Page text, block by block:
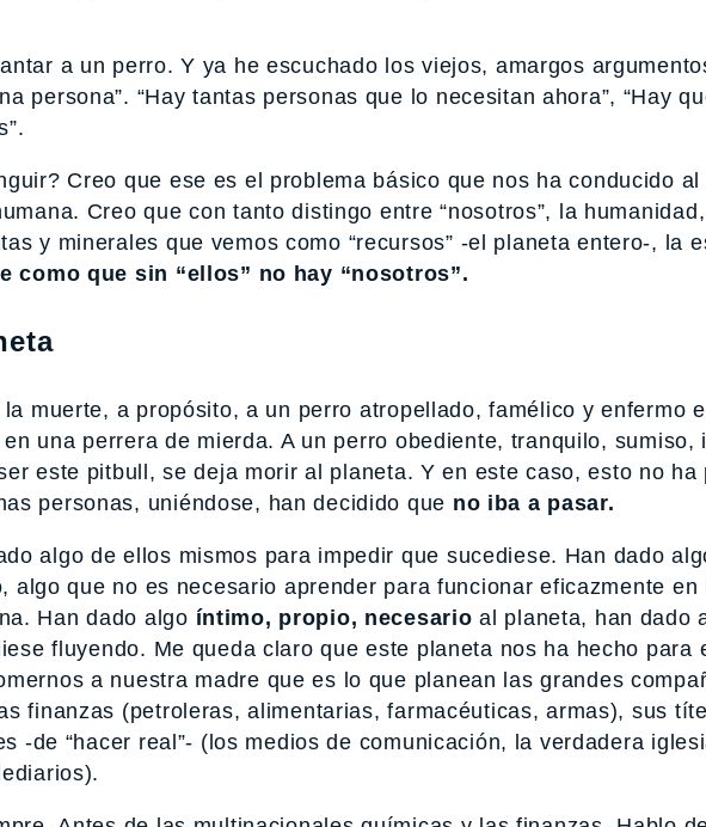
a un perro. Y ya he escuchado los viejos, amargos
persona”. “Hay tantas personas que lo necesitan ahora”, “Hay
Creo que ese es el problema básico que nos ha conducido al
Creo que con tanto distingo entre “nosotros”, la humanidad,
y minerales que vemos como “recursos” -el planeta entero-, la
como que sin “ellos” no hay “nosotros”.
muerte, a propósito, a un perro atropellado, famélico y enfermo
una perrera de mierda. A un perro obediente, tranquilo, sumiso,
este pitbull, se deja morir al planeta. Y en este caso, esto no ha
personas, uniéndose, han decidido que no iba a pasar.
algo de ellos mismos para impedir que sucediese. Han dado
algo que no es necesario aprender para funcionar eficazmente en
Han dado algo íntimo, propio, necesario al planeta, han dado
fluyendo. Me queda claro que este planeta nos ha hecho para
a nuestra madre que es lo que planean las grandes
finanzas (petroleras, alimentarias, farmacéuticas, armas), sus
-de “hacer real”- (los medios de comunicación, la verdadera